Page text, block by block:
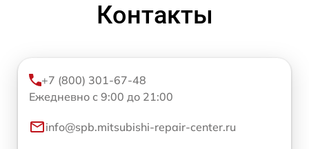
Контакты
+7 (800) 301-67-48
Ежедневно с 9:00 до 21:00
info@spb.mitsubishi-repair-center.ru